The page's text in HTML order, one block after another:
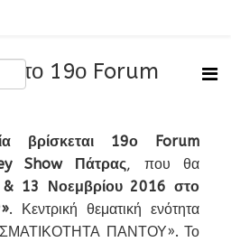
στο 19ο Forum
βρίσκεται 19ο Forum
Show Πάτρας, που θα
13 Νοεμβρίου 2016 στο
. Κεντρική θεματική ενότητα
ΠΑΝΤΟΥ». Το